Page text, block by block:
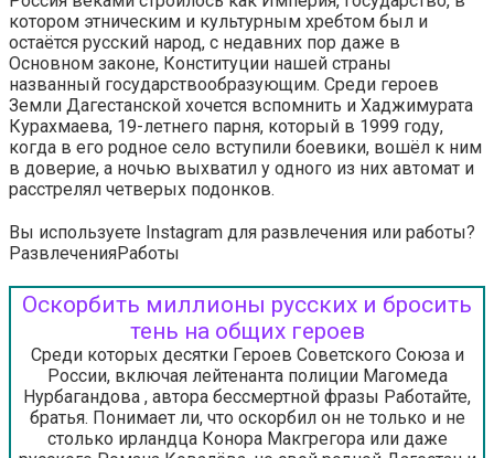
котором этническим и культурным хребтом был и
остаётся русский народ, с недавних пор даже в
Основном законе, Конституции нашей страны
названный государствообразующим. Среди героев
Земли Дагестанской хочется вспомнить и Хаджимурата
Курахмаева, 19-летнего парня, который в 1999 году,
когда в его родное село вступили боевики, вошёл к ним
в доверие, а ночью выхватил у одного из них автомат и
расстрелял четверых подонков.
Вы используете Instagram для развлечения или работы?
РазвлеченияРаботы
Оскорбить миллионы русских и бросить
тень на общих героев
Среди которых десятки Героев Советского Союза и
России, включая лейтенанта полиции Магомеда
Нурбагандова , автора бессмертной фразы Работайте,
братья. Понимает ли, что оскорбил он не только и не
столько ирландца Конора Макгрегора или даже